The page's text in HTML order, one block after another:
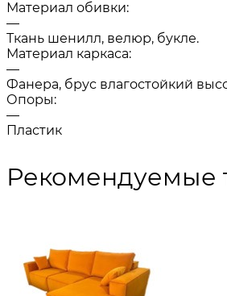
Материал обивки:
—
Ткань шенилл, велюр, букле.
Материал каркаса:
—
Фанера, брус влагостойкий
Опоры:
—
Пластик
Рекомендуемые